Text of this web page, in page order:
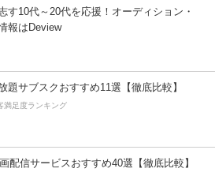
す10代～20代を応援！オーディション・
報はDeview
題サブスクおすすめ11選【徹底比較】
満足度ランキング
配信サービスおすすめ40選【徹底比較】